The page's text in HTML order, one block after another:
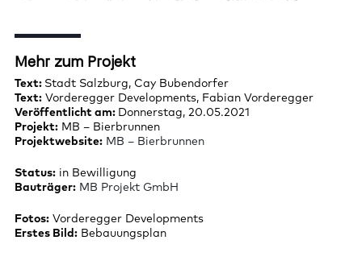
Mehr zum Projekt
Text: Stadt Salzburg, Cay Bubendorfer
Text: Vorderegger Developments, Fabian Vorderegger
Veröffentlicht am: Donnerstag, 20.05.2021
Projekt: MB – Bierbrunnen
Projektwebsite: MB – Bierbrunnen
Status: in Bewilligung
Bauträger: MB Projekt GmbH
Fotos: Vorderegger Developments
Erstes Bild: Bebauungsplan